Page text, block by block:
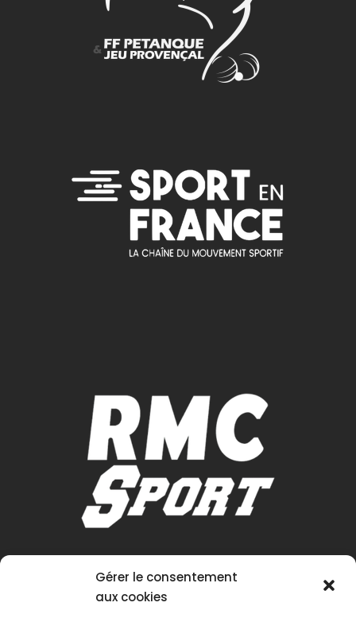
Gérer le consentement
aux cookies